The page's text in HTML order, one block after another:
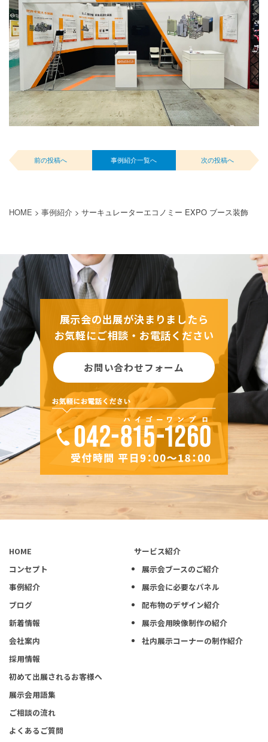
前の投稿へ 事例紹介一覧へ 次の投稿へ
HOME > 事例紹介 > サーキュレーターエコノミー EXPO ブース装飾
展示会の出展が決まりましたら
お気軽にご相談・お電話ください
お問い合わせフォーム
HOME
コンセプト
事例紹介
ブログ
新着情報
会社案内
採用情報
サービス紹介
展示会ブースのご紹介
展示会に必要なパネル
配布物のデザイン紹介
展示会用映像制作の紹介
社内展示コーナーの制作紹介
初めて出展されるお客様へ
展示会用語集
ご相談の流れ
よくあるご質問